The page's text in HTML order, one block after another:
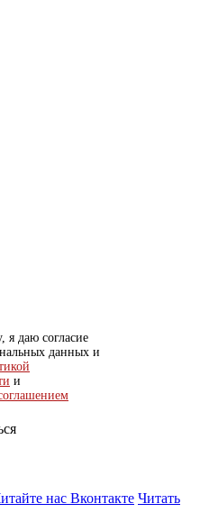
я даю согласие
данных и
и
нас Вконтакте Читать